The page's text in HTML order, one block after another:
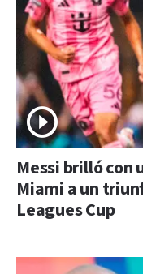
Messi brilló con
Miami a un
Leagues Cup